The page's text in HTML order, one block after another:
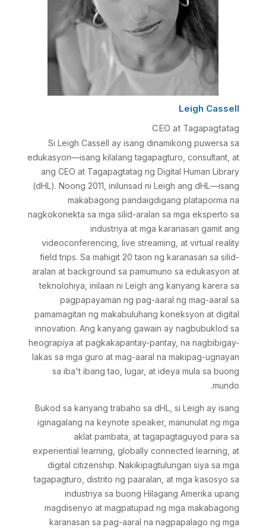
Leigh Cassell
CEO at Tagapagtatag
Si Leigh Cassell ay isang dinamikong puwersa sa
edukasyon—isang kilalang tagapagturo, consultant, at
ang CEO at Tagapagtatag ng Digital Human Library
(dHL). Noong 2011, inilunsad ni Leigh ang dHL—isang
makabagong pandaigdigang plataporma na
nagkokonekta sa mga silid-aralan sa mga eksperto sa
industriya at mga karanasan gamit ang
videoconferencing, live streaming, at virtual reality
field trips. Sa mahigit 20 taon ng karanasan sa silid-
aralan at background sa pamumuno sa edukasyon at
teknolohiya, inilaan ni Leigh ang kanyang karera sa
pagpapayaman ng pag-aaral ng mag-aaral sa
pamamagitan ng makabuluhang koneksyon at digital
innovation. Ang kanyang gawain ay nagbubuklod sa
heograpiya at pagkakapantay-pantay, na nagbibigay-
lakas sa mga guro at mag-aaral na makipag-ugnayan
sa iba't ibang tao, lugar, at ideya mula sa buong
mundo.
Bukod sa kanyang trabaho sa dHL, si Leigh ay isang
iginagalang na keynote speaker, manunulat ng mga
aklat pambata, at tagapagtaguyod para sa
experiential learning, globally connected learning, at
digital citizenship. Nakikipagtulungan siya sa mga
tagapagturo, distrito ng paaralan, at mga kasosyo sa
industriya sa buong Hilagang Amerika upang
magdisenyo at magpatupad ng mga makabagong
karanasan sa pag-aaral na nagpapalago ng mga